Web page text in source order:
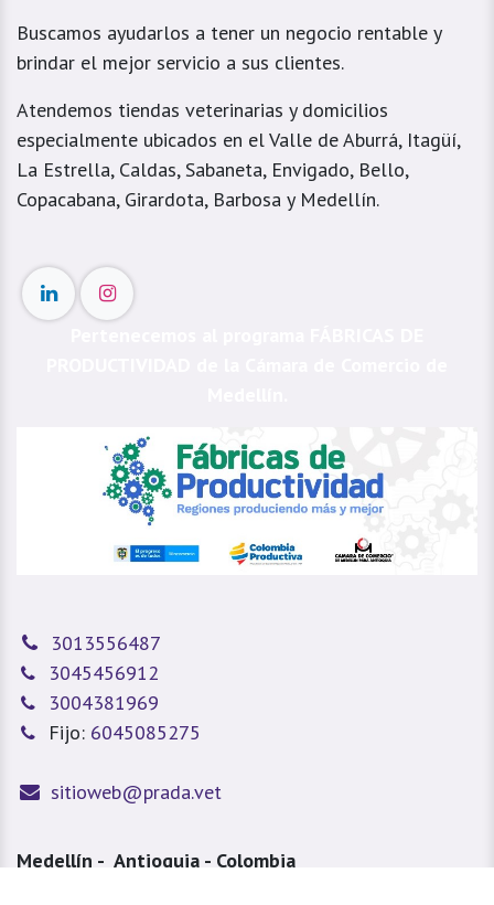
Buscamos ayudarlos a tener un negocio rentable y
brindar el mejor servicio a sus clientes.
Atendemos tiendas veterinarias y domicilios
especialmente ubicados en el Valle de Aburrá, Itagüí,
La Estrella, Caldas, Sabaneta, Envigado, Bello,
Copacabana, Girardota, Barbosa y Medellín.
3013556487
3045456912
3004381969
Fijo: 6045085275
sitioweb@prada.vet
Medellín - Antioquia - Colombia